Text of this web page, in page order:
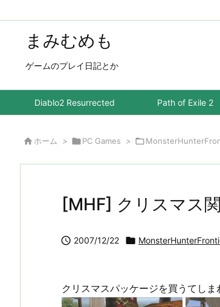
まみむめも
ゲームのプレイ日記とか
Diablo2 Resurrected Path of Exile 2
 ホーム > PC Games > 
[MHF] クリスマス
 2007/12/22 
クリスマスパッケージを買うてしま